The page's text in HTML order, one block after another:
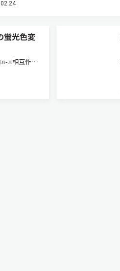
蛍光色変
π相互作用
もつ有機ホ
モンドアン